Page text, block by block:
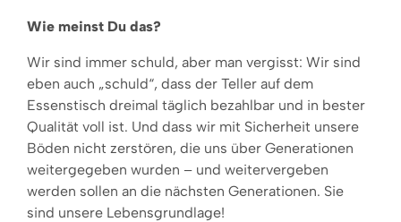
Wie meinst Du das?
Wir sind immer schuld, aber man vergisst: Wir sind
eben auch „schuld“, dass der Teller auf dem
Essenstisch dreimal täglich bezahlbar und in bester
Qualität voll ist. Und dass wir mit Sicherheit unsere
Böden nicht zerstören, die uns über Generationen
weitergegeben wurden – und weitervergeben
werden sollen an die nächsten Generationen. Sie
sind unsere Lebensgrundlage!